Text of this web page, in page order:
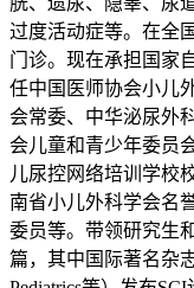
过度活动症等。在全
门诊。现在承担国家
任中国医师协会小儿
会常委、中华泌尿外
会儿童和青少年委员
儿尿控网络培训学校
南省小儿外科学会名
委员等。带领研究生
篇，其中国际著名杂